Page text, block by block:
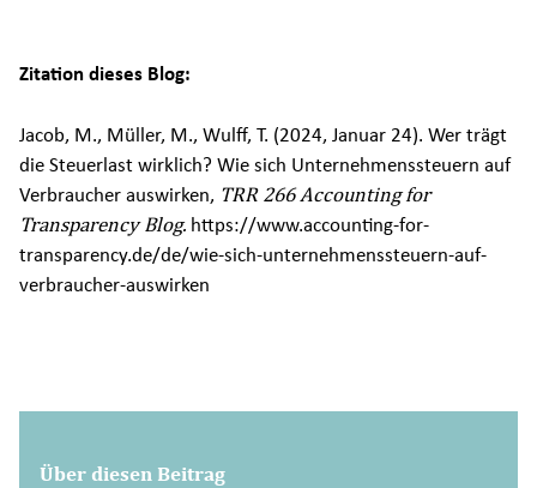
Zitation dieses Blog:
Jacob, M., Müller, M., Wulff, T. (2024, Januar 24). Wer trägt
die Steuerlast wirklich? Wie sich Unternehmenssteuern auf
Verbraucher auswirken, TRR 266 Accounting for
Transparency Blog. https://www.accounting-for-
transparency.de/de/wie-sich-unternehmenssteuern-auf-
verbraucher-auswirken
Über diesen Beitrag